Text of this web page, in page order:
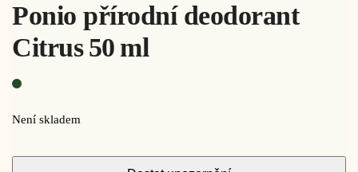
Ponio přírodní deodorant
Citrus 50 ml
Není skladem